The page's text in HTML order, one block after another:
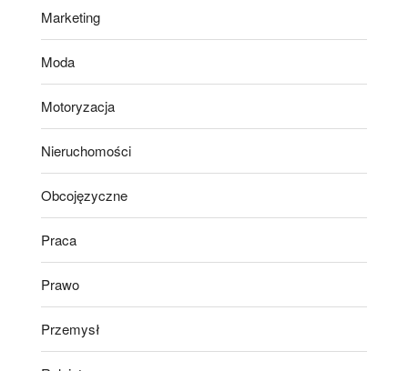
Marketing
Moda
Motoryzacja
Nieruchomości
Obcojęzyczne
Praca
Prawo
Przemysł